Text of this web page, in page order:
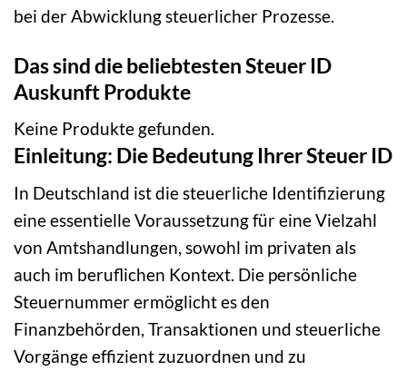
bei der Abwicklung steuerlicher Prozesse.
Das sind die beliebtesten Steuer ID
Auskunft Produkte
Keine Produkte gefunden.
Einleitung: Die Bedeutung Ihrer Steuer ID
In Deutschland ist die steuerliche Identifizierung
eine essentielle Voraussetzung für eine Vielzahl
von Amtshandlungen, sowohl im privaten als
auch im beruflichen Kontext. Die persönliche
Steuernummer ermöglicht es den
Finanzbehörden, Transaktionen und steuerliche
Vorgänge effizient zuzuordnen und zu